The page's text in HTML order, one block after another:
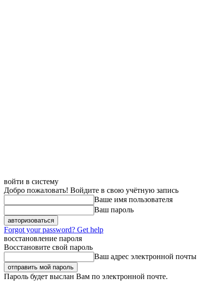
войти в систему
Добро пожаловать! Войдите в свою учётную запись
Ваше имя пользователя
Ваш пароль
Forgot your password? Get help
восстановление пароля
Восстановите свой пароль
Ваш адрес электронной почты
Пароль будет выслан Вам по электронной почте.